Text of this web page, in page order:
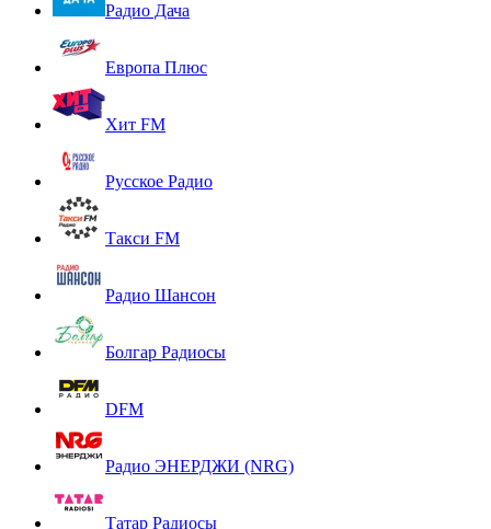
Радио Дача
Европа Плюс
Хит FM
Русское Радио
Такси FM
Радио Шансон
Болгар Радиосы
DFM
Радио ЭНЕРДЖИ (NRG)
Татар Радиосы